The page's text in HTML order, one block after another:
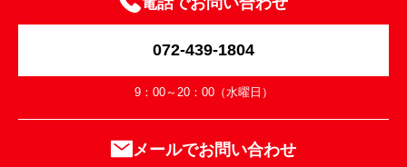
072-439-1804
9：00～20：00（水曜日）
メールでお問い合わせ